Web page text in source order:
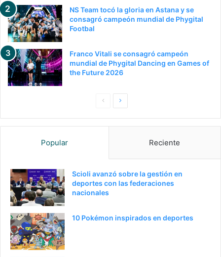
NS Team tocó la gloria en Astana y se
consagró campeón mundial de Phygital
Footbal
Franco Vitali se consagró campeón
mundial de Phygital Dancing en Games of
the Future 2026
PaginaSiguiente
Popular Reciente
Scioli avanzó sobre la gestión en
deportes con las federaciones
nacionales
10 Pokémon inspirados en deportes